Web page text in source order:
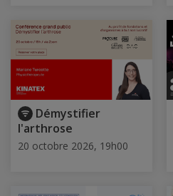
Démystifier
l'arthrose
20 octobre 2026, 19h00